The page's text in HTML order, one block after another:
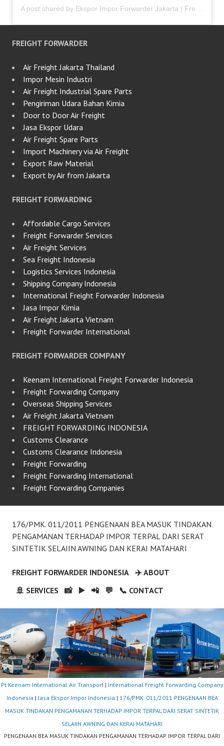
FREIGHT FORWARDER
Air Freight Jakarta Thailand
Impor Mesin Industri
Air Freight Industrial Spare Parts
Pengiriman Udara Bahan Kimia
Door to Door Air Freight
Jasa Ekspor Udara
Air Freight Spare Parts
Import Machinery via Air Freight
Export Raw Material
Export by Air from Jakarta
FREIGHT FORWARDING
Affordable Cargo Services
Freight Forwarder Services
Air Freight Services
Sea Freight Indonesia
Logistics Services Indonesia
Shipping Company Indonesia
International Freight Forwarder Indonesia
Jasa Impor Kimia
Air Freight Jakarta Vietnam
Freight Forwarder International
FREIGHT FORWARDER COMPANY
Keenam International Freight Forwarder Indonesia
Freight Forwarding Company
Overseas Shipping Services
Air Freight Jakarta Vietnam
FREIGHT FORWARDING INDONESIA
Customs Clearance
Customs Clearance Indonesia
Freight Forwarding
Freight Forwarding International
Freight Forwarding Companies
176/PMK. 011/2011 PENGENAAN BEA MASUK TINDAKAN
PENGAMANAN TERHADAP IMPOR TERPAL DARI SERAT
SINTETIK SELAIIN AWNING DAN KERAI MATAHARI
FREIGHT FORWARDER INDONESIA
✈️ ABOUT
🚢 SERVICES
📸 ▶️ 📲 💬 📞 CONTACT
Pt Keenam International Air Transport| International Freight Forwarding Company
Indonesia | Jasa Ekspor Impor Indonesia | 176/PMK. 011/2011 PENGENAAN BEA
MASUK TINDAKAN PENGAMANAN TERHADAP IMPOR TERPAL DARI SERAT SINTETIK
SELAIIN AWNING DAN KERAI MATAHARI
PENGENAAN BEA MASUK TINDAKAN PENGAMANAN TERHADAP IMPOR TERPAL DARI